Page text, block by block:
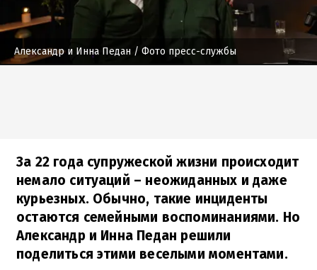
Александр и Инна Педан / Фото пресс-службы
За 22 года супружеской жизни происходит
немало ситуаций – неожиданных и даже
курьезных. Обычно, такие инциденты
остаются семейными воспоминаниями. Но
Александр и Инна Педан решили
поделиться этими веселыми моментами.